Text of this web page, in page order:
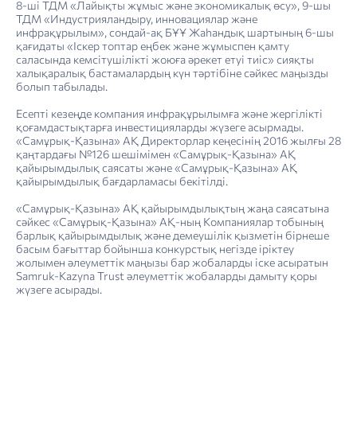
8-ші ТДМ «Лайықты жұмыс және экономикалық өсу», 9-шы
ТДМ «Индустрияландыру, инновациялар және
инфрақұрылым», сондай-ақ БҰҰ Жаһандық шартының 6-шы
қағидаты «Іскер топтар еңбек және жұмыспен қамту
саласында кемсітушілікті жоюға әрекет етуі тиіс» сияқты
халықаралық бастамалардың күн тәртібіне сәйкес маңызды
болып табылады.
Есепті кезеңде компания инфрақұрылымға және жергілікті
қоғамдастықтарға инвестицияларды жүзеге асырмады.
«Самұрық-Қазына» АҚ Директорлар кеңесінің 2016 жылғы 28
қаңтардағы №126 шешімімен «Самұрық-Қазына» АҚ
қайырымдылық саясаты және «Самұрық-Қазына» АҚ
қайырымдылық бағдарламасы бекітілді.
«Самұрық-Қазына» АҚ қайырымдылықтың жаңа саясатына
сәйкес «Самұрық-­Қазына» АҚ-ның Компаниялар тобының
барлық қайырымдылық және демеушілік қызметін бірнеше
басым бағыттар бойынша конкурстық негізде іріктеу
жолымен әлеуметтік маңызы бар жобаларды іске асыратын
Samruk-Kazyna Trust әлеуметтік жобаларды дамыту қоры
жүзеге асырады.